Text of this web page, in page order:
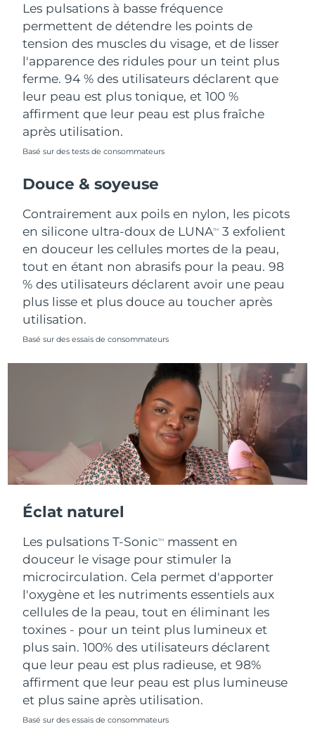
Les pulsations à basse fréquence
permettent de détendre les points de
tension des muscles du visage, et de lisser
l'apparence des ridules pour un teint plus
ferme. 94 % des utilisateurs déclarent que
leur peau est plus tonique, et 100 %
affirment que leur peau est plus fraîche
après utilisation.
Basé sur des tests de consommateurs
Douce & soyeuse
Contrairement aux poils en nylon, les picots
en silicone ultra-doux de LUNATM
3 exfolient
en douceur les cellules mortes de la peau,
tout en étant non abrasifs pour la peau. 98
% des utilisateurs déclarent avoir une peau
plus lisse et plus douce au toucher après
utilisation.
Basé sur des essais de consommateurs
Éclat naturel
Les pulsations T-SonicTM
massent en
douceur le visage pour stimuler la
microcirculation. Cela permet d'apporter
l'oxygène et les nutriments essentiels aux
cellules de la peau, tout en éliminant les
toxines - pour un teint plus lumineux et
plus sain. 100% des utilisateurs déclarent
que leur peau est plus radieuse, et 98%
affirment que leur peau est plus lumineuse
et plus saine après utilisation.
Basé sur des essais de consommateurs
Ouzbékistan Livraison estimée
Viêt Nam Livraison estimée15/8/26